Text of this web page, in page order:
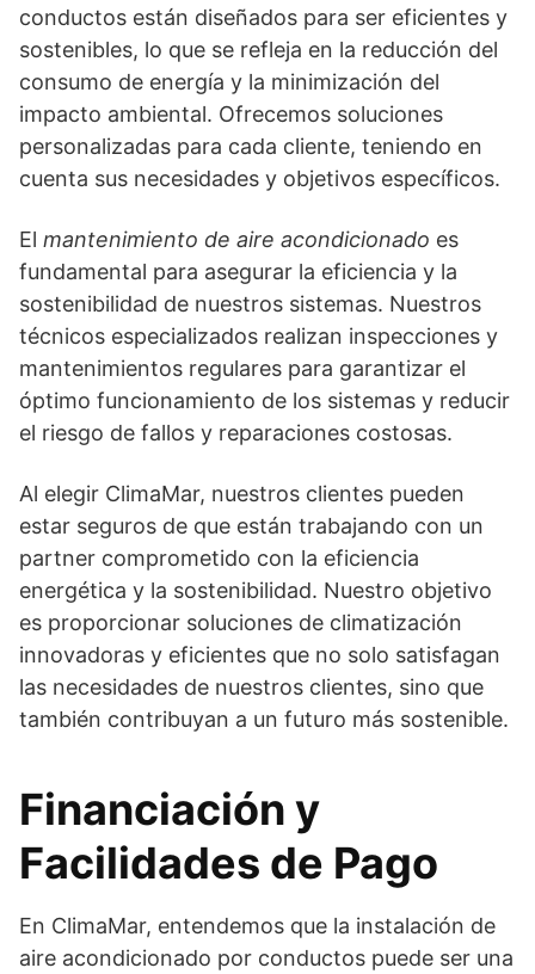
conductos están diseñados para ser eficientes y
sostenibles, lo que se refleja en la reducción del
consumo de energía y la minimización del
impacto ambiental. Ofrecemos soluciones
personalizadas para cada cliente, teniendo en
cuenta sus necesidades y objetivos específicos.
El mantenimiento de aire acondicionado es
fundamental para asegurar la eficiencia y la
sostenibilidad de nuestros sistemas. Nuestros
técnicos especializados realizan inspecciones y
mantenimientos regulares para garantizar el
óptimo funcionamiento de los sistemas y reducir
el riesgo de fallos y reparaciones costosas.
Al elegir ClimaMar, nuestros clientes pueden
estar seguros de que están trabajando con un
partner comprometido con la eficiencia
energética y la sostenibilidad. Nuestro objetivo
es proporcionar soluciones de climatización
innovadoras y eficientes que no solo satisfagan
las necesidades de nuestros clientes, sino que
también contribuyan a un futuro más sostenible.
Financiación y
Facilidades de Pago
En ClimaMar, entendemos que la instalación de
aire acondicionado por conductos puede ser una